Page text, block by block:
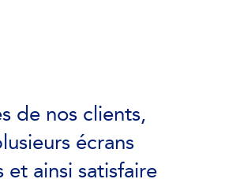
de nos clients,
écrans
ainsi satisfaire